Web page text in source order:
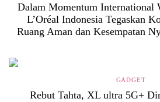
Dalam Momentum International
L’Oréal Indonesia Tegaskan
Ruang Aman dan Kesempatan
GADGET
Rebut Tahta, XL ultra 5G+